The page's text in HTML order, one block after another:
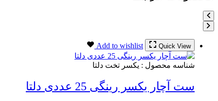
Quick View
Add to wishlist
شناسه محصول : یکسر تخت دلتا
ست آچار یکسر رینگی 25 عددی دلتا